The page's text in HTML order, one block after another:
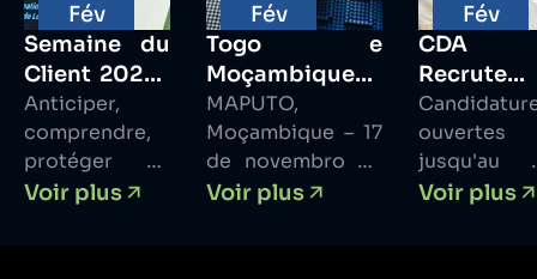
Fév
Semaine du
Client 2025 :
Anticiper,
comprendre,
protéger
Anticiper,
comprendre,
protéger En
cybersécurité,
Voir plus
Fév
Togo e
Moçambique
assinam
acordo
estratégico
para reforçar a
MAPUTO,
Moçambique – 17
de novembro de
2025 O Togo e
Voir plus
Fév
CDA
Chef
projet
senior SI
ouvertes
jusqu'au
octobre
Voir plus